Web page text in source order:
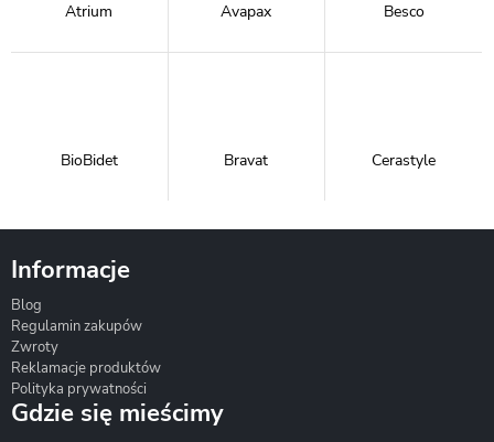
Atrium Avapax Besco
BioBidet Bravat Cerastyle
Informacje
Blog
Regulamin zakupów
Zwroty
Reklamacje produktów
Polityka prywatności
Gdzie się mieścimy